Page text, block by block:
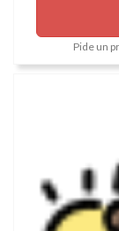
Pide un